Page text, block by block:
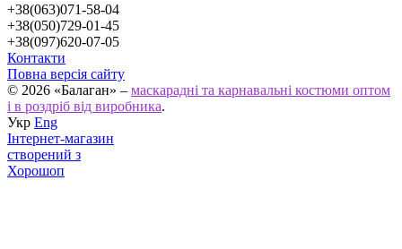
+38(063)071-58-04
+38(050)729-01-45
+38(097)620-07-05
Контакти
Повна версія сайту
© 2026 «Балаган» – маскарадні та карнавальні костюми оптом
і в роздріб від виробника.
Укр Eng
Інтернет-магазин
створений з
Хорошоп